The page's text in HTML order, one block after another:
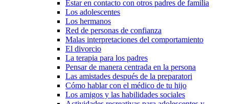
Estar en contacto con otros padres de familia
Los adolescentes
Los hermanos
Red de personas de confianza
Malas interpretaciones del comportamiento
El divorcio
La terapia para los padres
Pensar de manera centrada en la persona
Las amistades después de la preparatori
Cómo hablar con el médico de tu hijo
Los amigos y las habilidades sociales